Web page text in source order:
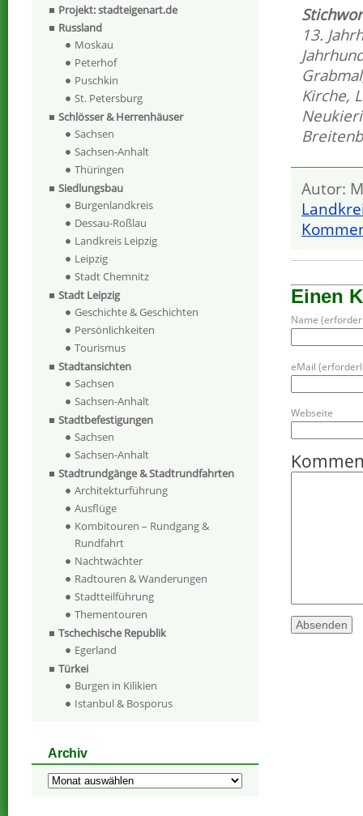
13.
Grabmal
Kirche,
Autor:
Einen
Name
eMail
Webseite
Projekt: stadteigenart.de
Russland
Moskau
Peterhof
Puschkin
St. Petersburg
Schlösser & Herrenhäuser
Sachsen
Sachsen-Anhalt
Thüringen
Siedlungsbau
Burgenlandkreis
Dessau-Roßlau
Landkreis Leipzig
Leipzig
Stadt Chemnitz
Stadt Leipzig
Geschichte & Geschichten
Persönlichkeiten
Tourismus
Stadtansichten
Sachsen
Sachsen-Anhalt
Stadtbefestigungen
Sachsen
Sachsen-Anhalt
Stadtrundgänge & Stadtrundfahrten
Architekturführung
Ausflüge
Kombitouren – Rundgang &
Rundfahrt
Nachtwächter
Radtouren & Wanderungen
Stadtteilführung
Thementouren
Tschechische Republik
Egerland
Türkei
Burgen in Kilikien
Istanbul & Bosporus
Archiv
Archiv